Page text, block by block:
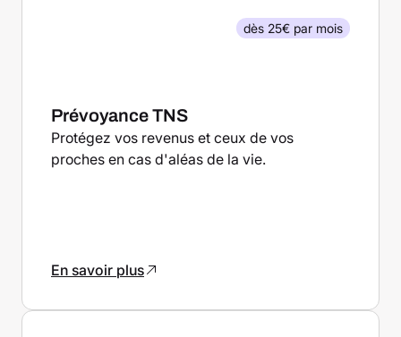
Prévoyance TNS
Protégez vos revenus et ceux de vos
proches en cas d'aléas de la vie.
En savoir plus
dès 25€ par mois